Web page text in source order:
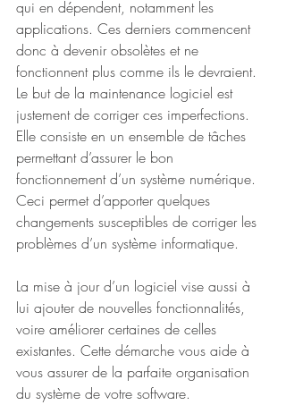
qui en dépendent, notamment les
applications. Ces derniers commencent
donc à devenir obsolètes et ne
fonctionnent plus comme ils le devraient.
Le but de la maintenance logiciel est
justement de corriger ces imperfections.
Elle consiste en un ensemble de tâches
permettant d’assurer le bon
fonctionnement d’un système numérique.
Ceci permet d’apporter quelques
changements susceptibles de corriger les
problèmes d’un système informatique.
La mise à jour d’un logiciel vise aussi à
lui ajouter de nouvelles fonctionnalités,
voire améliorer certaines de celles
existantes. Cette démarche vous aide à
vous assurer de la parfaite organisation
du système de votre software.